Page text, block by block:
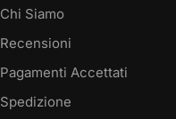
Chi Siamo
Recensioni
Pagamenti Accettati
Spedizione